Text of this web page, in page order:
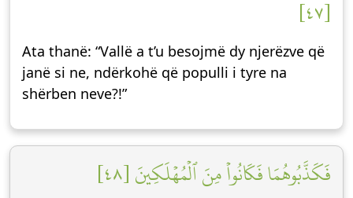
[٤٧]
Ata thanë: “Vallë a t’u besojmë dy njerëzve që
janë si ne, ndërkohë që populli i tyre na
shërben neve?!”
فَكَذَّبُوهُمَا فَكَانُواْ مِنَ ٱلۡمُهۡلَكِينَ [٤٨]